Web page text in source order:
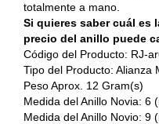
totalmente a mano.
Si quieres saber cuál es
precio del anillo puede
Código del Producto: RJ-
Tipo del Producto: Alianza
Peso Aprox. 12 Gram(s)
Medida del Anillo Novia: 6
Medida del Anillo Novio: 9